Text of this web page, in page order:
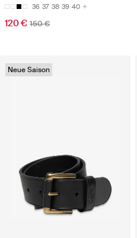
36 37 38 39 40
120 € 150 €
Neue Saison